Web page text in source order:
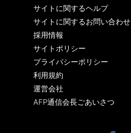
サイトに関するヘルプ
サイトに関するお問い合わせ
採用情報
サイトポリシー
プライバシーポリシー
利用規約
運営会社
AFP通信会長ごあいさつ